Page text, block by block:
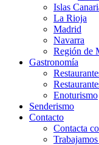
Islas
La Rioja
Madrid
Navarra
Región de
Gastronomía
Enoturismo
Senderismo
Contacto
Contacta